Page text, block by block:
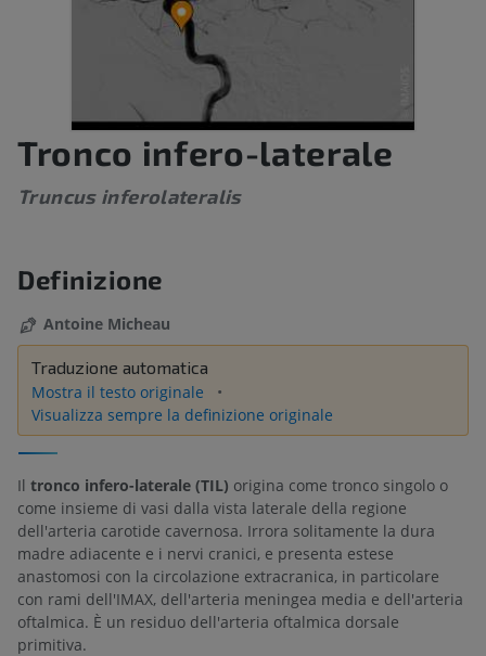
Tronco infero-laterale
Truncus inferolateralis
Definizione
Antoine Micheau
Traduzione automatica
Mostra il testo originale
Visualizza sempre la definizione originale
Il tronco infero-laterale (TIL) origina come tronco singolo o
come insieme di vasi dalla vista laterale della regione
dell'arteria carotide cavernosa. Irrora solitamente la dura
madre adiacente e i nervi cranici, e presenta estese
anastomosi con la circolazione extracranica, in particolare
con rami dell'IMAX, dell'arteria meningea media e dell'arteria
oftalmica. È un residuo dell'arteria oftalmica dorsale
primitiva.